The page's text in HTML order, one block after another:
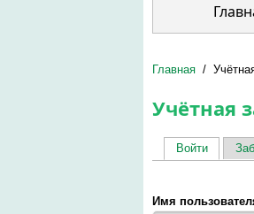
Главная /
Учётная
Войти
Имя